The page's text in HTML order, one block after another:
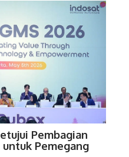
Pembagian
Pemegang